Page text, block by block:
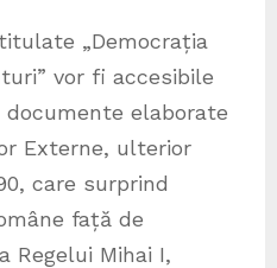
„Democrația
vor fi accesibile
elaborate
Externe, ulterior
care surprind
față de
Regelui Mihai I,